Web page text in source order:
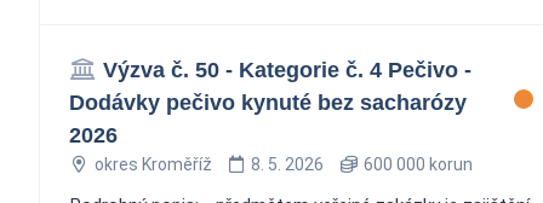
Výzva č. 50 - Kategorie č. 4 Pečivo -
Dodávky pečivo kynuté bez sacharózy
2026
okres Kroměříž 8. 5. 2026 600 000 korun